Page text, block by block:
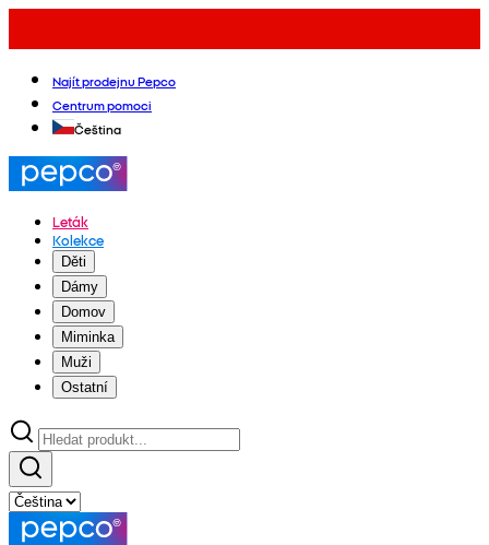
Najít prodejnu Pepco
Centrum pomoci
Čeština
Leták
Kolekce
Děti
Dámy
Domov
Miminka
Muži
Ostatní